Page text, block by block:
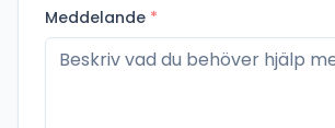
Meddelande *